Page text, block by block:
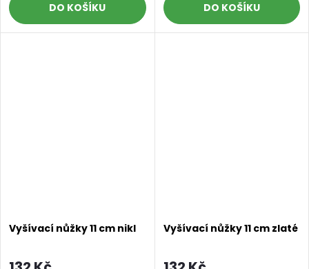
DO KOŠÍKU DO KOŠÍKU
Vyšívací nůžky 11 cm nikl Vyšívací nůžky 11 cm zlaté